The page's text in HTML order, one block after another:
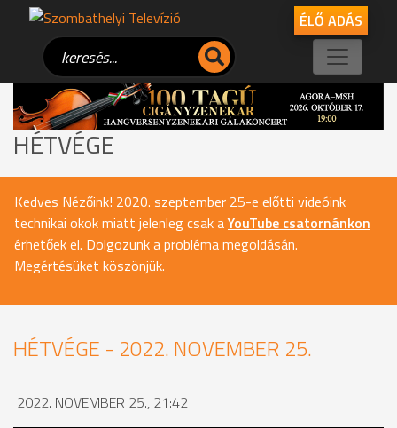
ÉLŐ ADÁS
HÉTVÉGE
Kedves Nézőink! 2020. szeptember 25-e előtti videóink
technikai okok miatt jelenleg csak aYouTube csatornánkon
érhetőek el. Dolgozunk a probléma megoldásán.
Megértésüket köszönjük.
HÉTVÉGE - 2022. NOVEMBER 25.
2022. NOVEMBER 25., 21:42